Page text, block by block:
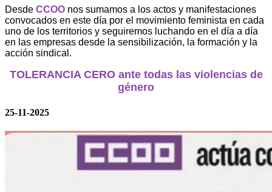
Desde CCOO nos sumamos a los actos y manifestaciones
convocados en este día por el movimiento feminista en cada
uno de los territorios y seguiremos luchando en el día a día
en las empresas desde la sensibilización, la formación y la
acción sindical.
TOLERANCIA CERO ante todas las violencias de
género
25-11-2025